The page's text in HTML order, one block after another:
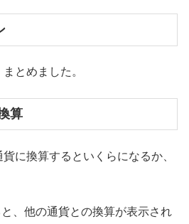
とめました。
算
に換算するといくらになるか、
、他の通貨との換算が表示され